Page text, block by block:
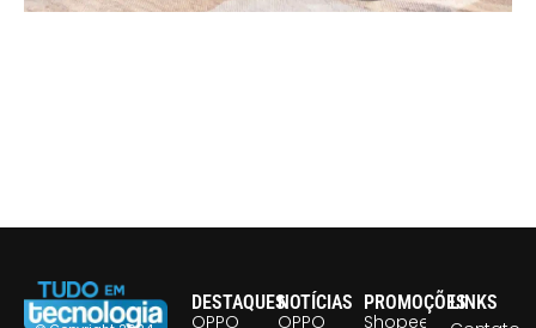
DESTAQUES
OPPO
NOTÍCIAS
OPPO
PROMOÇÕES
Shopee
LINKS